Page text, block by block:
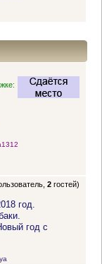
2 гостей)
год.
год с